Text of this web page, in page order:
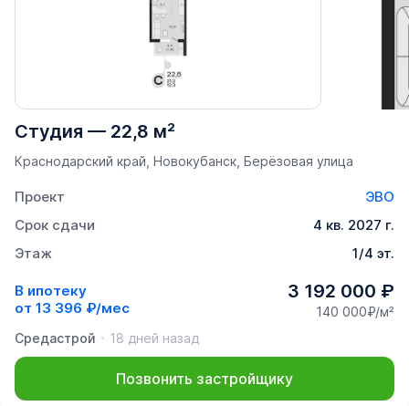
Студия — 22,8 м²
Краснодарский край, Новокубанск, Берёзовая улица
Проект
ЭВО
Срок сдачи
4 кв. 2027 г.
Этаж
1/4 эт.
В ипотеку
от 13 396 ₽/мес
3 192 000 ₽
140 000₽/м²
Средастрой
18 дней назад
Позвонить застройщику